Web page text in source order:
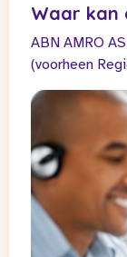
Waar kan
ABN AMRO
(voorheen